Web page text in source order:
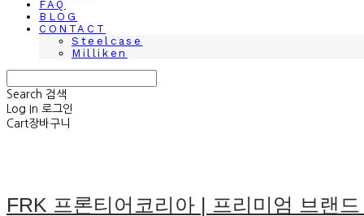
FAQ
BLOG
CONTACT
Steelcase
Milliken
Search 검색
Log In 로그인
Cart장바구니
FRK 프론티어코리아 | 프리미엄 브랜